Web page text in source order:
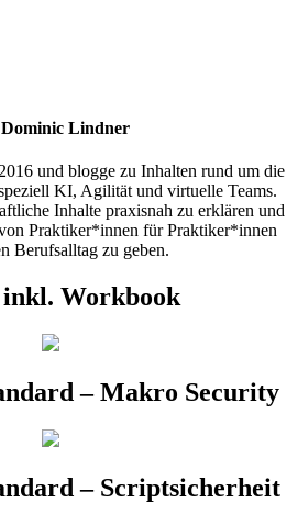
Lindner
und blogge zu Inhalten rund um die
KI, Agilität und virtuelle Teams.
Inhalte praxisnah zu erklären und
Praktiker*innen für Praktiker*innen
Berufsalltag zu geben.
inkl. Workbook
– Makro Security
– Scriptsicherheit